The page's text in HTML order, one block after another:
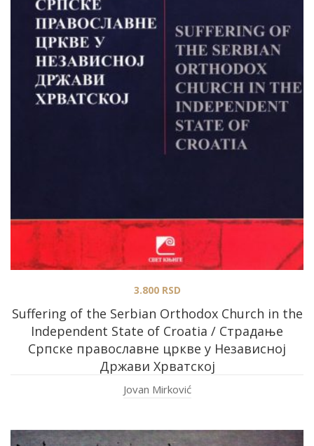
Suffering of the Serbian Orthodox Church in the
Independent State of Croatia / Страдање
Српске православне цркве у Независној
Држави Хрватској
3.800RSD
Jovan Mirković